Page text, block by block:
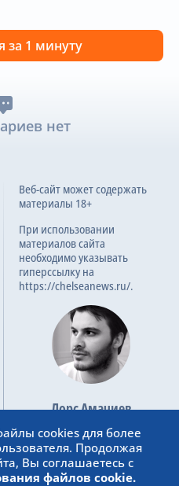
за 1 минуту
нет
Веб-сайт может содержать
материалы 18+
При использовании
материалов сайта
необходимо указывать
гиперссылку на
https://chelseanews.ru/.
Лорс Амачиев
Основатель сайта
admin@chelseanews.ru
https://www.linkedin.com/
cookies для более
Продолжая
Вы соглашаетесь с
файлов cookie.